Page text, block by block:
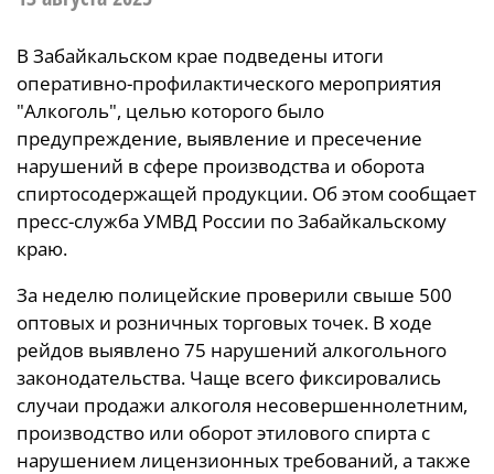
В Забайкальском крае подведены итоги
оперативно-профилактического мероприятия
"Алкоголь", целью которого было
предупреждение, выявление и пресечение
нарушений в сфере производства и оборота
спиртосодержащей продукции. Об этом сообщает
пресс-служба УМВД России по Забайкальскому
краю.
За неделю полицейские проверили свыше 500
оптовых и розничных торговых точек. В ходе
рейдов выявлено 75 нарушений алкогольного
законодательства. Чаще всего фиксировались
случаи продажи алкоголя несовершеннолетним,
производство или оборот этилового спирта с
нарушением лицензионных требований, а также